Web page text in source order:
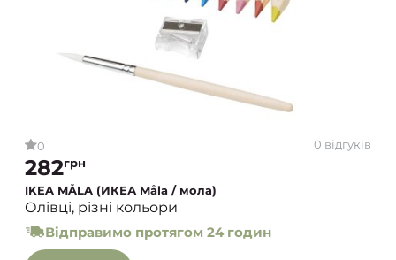
0 0 відгуків
282грн
IKEA MÅLA (ИКЕА Måla / мола)
Олівці, різні кольори
Відправимо протягом 24 годин